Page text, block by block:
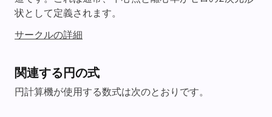
状として定義されます。
サークルの詳細
関連する円の式
円計算機が使用する数式は次のとおりです。